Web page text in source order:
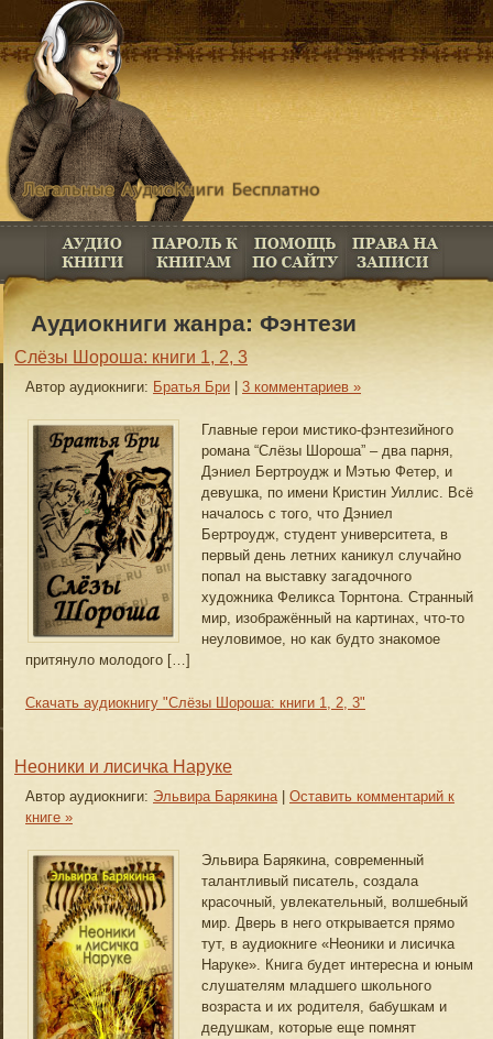
Аудиокниги жанра: Фэнтези
Слёзы Шороша: книги 1, 2, 3
Автор аудиокниги: Братья Бри 3 комментариев »
Главные герои мистико-фэнтезийного
романа “Слёзы Шороша” – два парня,
Дэниел Бертроудж и Мэтью Фетер, и
девушка, по имени Кристин Уиллис. Всё
началось с того, что Дэниел
Бертроудж, студент университета, в
первый день летних каникул случайно
попал на выставку загадочного
художника Феликса Торнтона. Странный
мир, изображённый на картинах, что-то
неуловимое, но как будто знакомое
притянуло молодого […]
Скачать аудиокнигу "Слёзы Шороша: книги 1, 2, 3"
Неоники и лисичка Наруке
Автор аудиокниги: Эльвира Барякина| Оставить комментарий к
книге »
Эльвира Барякина, современный
талантливый писатель, создала
красочный, увлекательный, волшебный
мир. Дверь в него открывается прямо
тут, в аудиокниге «Неоники и лисичка
Наруке». Книга будет интересна и юным
слушателям младшего школьного
возраста и их родителя, бабушкам и
дедушкам, которые еще помнят